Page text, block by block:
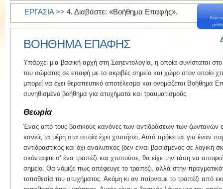
ΕΡΓΑΣΙΑ >> 4. Διαβάστε: «Βοήθημα Επαφής».
ΒΟΗΘΗΜΑ ΕΠΑΦΗΣ
Υπάρχει μια βασική αρχή στη Σαηεντολογία, η οποία συνίσταται
του σώματος σε επαφή με το ακριβές σημείο και χώρο στον οποίο
μπορεί να έχει θεραπευτικό αποτέλεσμα και ονομάζεται Βοήθημα
συνηθισμένο βοήθημα για ατυχήματα και τραυματισμούς.
Θεωρία
Ένας από τους βασικούς κανόνες των αντιδράσεων των ζωντανών
κανείς τα μέρη στα οποία έχει χτυπήσει. Αυτό πρόκειται για έναν
αντιδραστικός και όχι αναλυτικός (δεν είναι βασισμένος σε
σκόνταφτε σ’ ένα τραπέζι και χτυπούσε, θα είχε την τάση να
σημείο. Θα νόμιζε πως απέφευγε το τραπέζι, αλλά στην
τοποθεσία του ατυχήματος. Ακόμη κι αν παίρναμε το τραπέζι από